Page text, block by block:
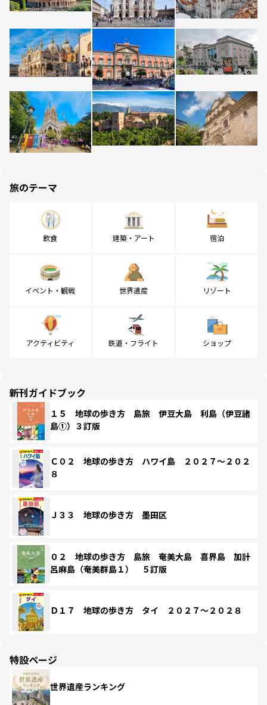
旅のテーマ
飲食 建築・アート 宿泊
イベント・観戦 世界遺産 リゾート
アクティビティ 鉄道・フライト ショップ
新刊ガイドブック
１５ 地球の歩き方 島旅 伊豆大島 利島（伊豆諸
島①）３訂版
Ｃ０２ 地球の歩き方 ハワイ島 ２０２７～２０２
８
Ｊ３３ 地球の歩き方 墨田区
０２ 地球の歩き方 島旅 奄美大島 喜界島 加計
呂麻島（奄美群島１） ５訂版
Ｄ１７ 地球の歩き方 タイ ２０２７～２０２８
特設ページ
世界遺産ランキング